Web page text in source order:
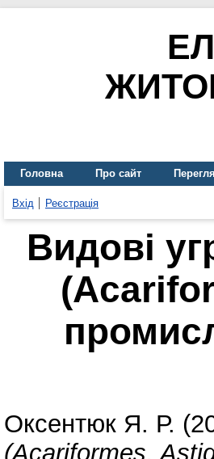
Головна Про сайт
Вхід Реєстрація
Видові
Оксентюк Я. Р.
(Acariformes,